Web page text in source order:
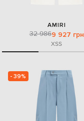
AMIRI
32 9869 927 грн
XSS
- 39%